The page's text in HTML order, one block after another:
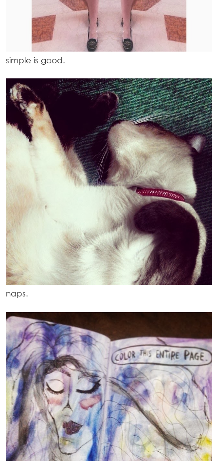
simple is good.
naps.